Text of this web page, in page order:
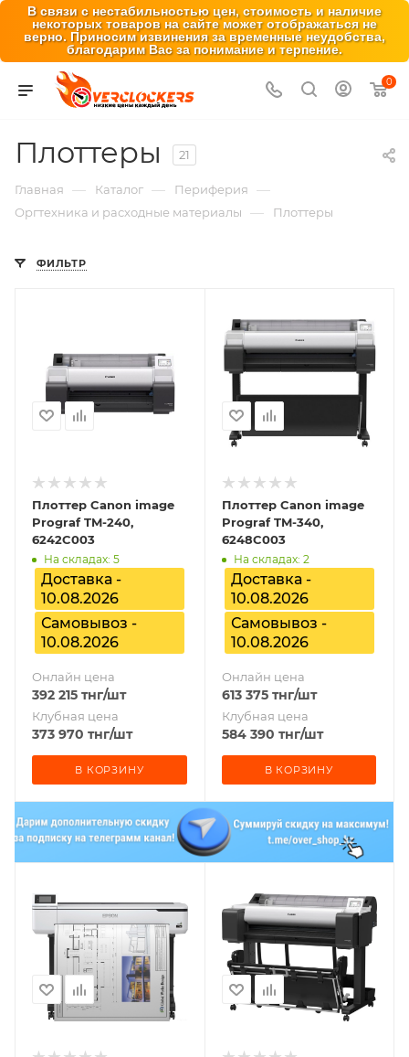
В связи с нестабильностью цен, стоимость и наличие
некоторых товаров на сайте может отображаться не
верно. Приносим извинения за временные неудобства,
благодарим Вас за понимание и терпение.
0
Плоттеры 21
Главная — Каталог — Периферия —
Оргтехника и расходные материалы — Плоттеры
ФИЛЬТР
Плоттер Canon image
Prograf TM-240,
6242C003
На складах: 5
Доставка -
10.08.2026
Самовывоз -
10.08.2026
Онлайн цена
392 215 тнг/шт
Клубная цена
373 970 тнг/шт
В КОРЗИНУ
Плоттер Canon image
Prograf TM-340,
6248C003
На складах: 2
Доставка -
10.08.2026
Самовывоз -
10.08.2026
Онлайн цена
613 375тнг/шт
Клубная цена
584 390 тнг/шт
В КОРЗИНУ